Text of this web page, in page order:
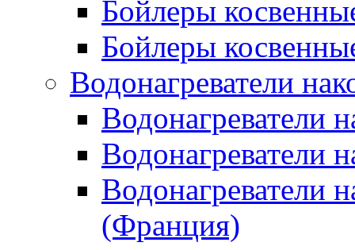
Бойлеры
Бойлеры
Водонагреватели
Водонагреватели
Водонагреватели
Водонагреватели
(Франция)